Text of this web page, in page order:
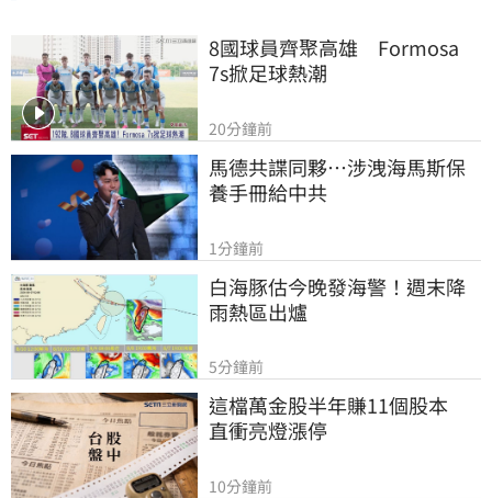
8國球員齊聚高雄　Formosa
7s掀足球熱潮
20分鐘前
馬德共諜同夥…涉洩海馬斯保
養手冊給中共
1分鐘前
白海豚估今晚發海警！週末降
雨熱區出爐
5分鐘前
這檔萬金股半年賺11個股本
直衝亮燈漲停
10分鐘前